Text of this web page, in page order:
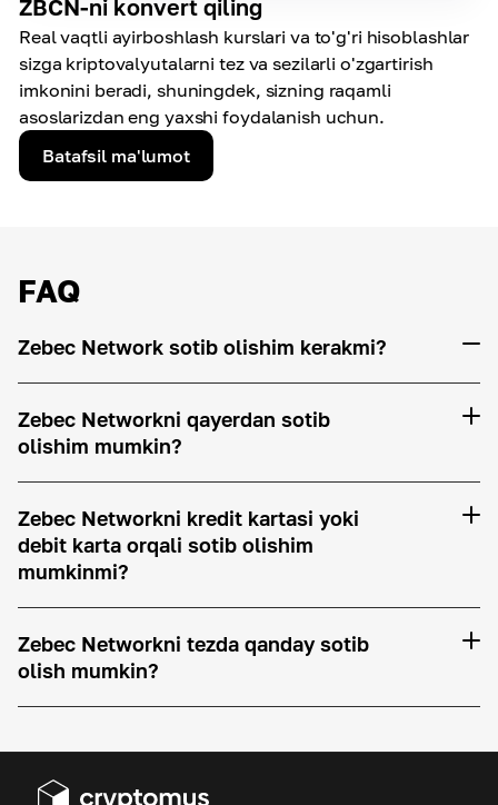
ZBCN-ni konvert qiling
Real vaqtli ayirboshlash kurslari va to'g'ri hisoblashlar
sizga kriptovalyutalarni tez va sezilarli o'zgartirish
imkonini beradi, shuningdek, sizning raqamli
asoslarizdan eng yaxshi foydalanish uchun.
Batafsil ma'lumot
FAQ
Zebec Network sotib olishim kerakmi?
Zebec Networkni qayerdan sotib
olishim mumkin?
Zebec Networkni kredit kartasi yoki
debit karta orqali sotib olishim
mumkinmi?
Zebec Networkni tezda qanday sotib
olish mumkin?